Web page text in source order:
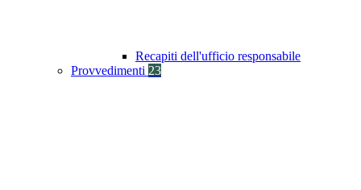
Recapiti dell'ufficio responsabile
Provvedimenti 23